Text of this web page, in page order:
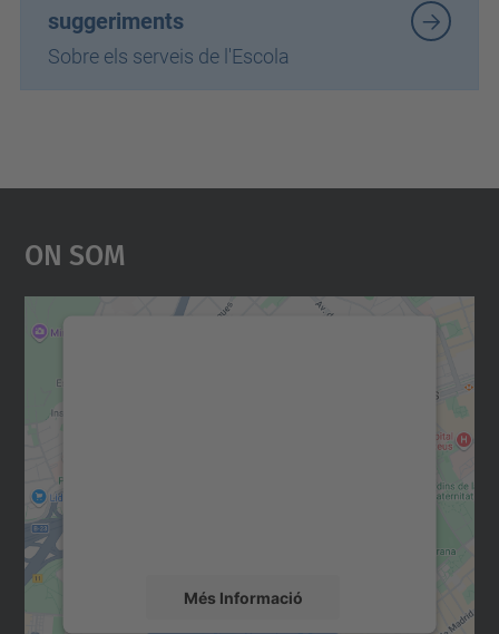
suggeriments
Sobre els serveis de l'Escola
On Som
Més Informació